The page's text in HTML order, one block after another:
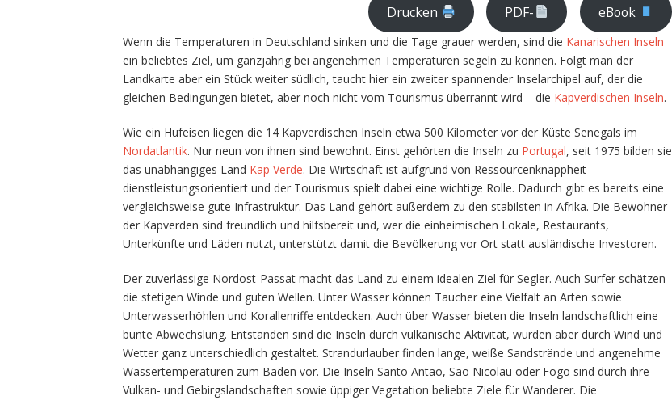
Drucken PDF- eBook
Wenn die Temperaturen in Deutschland sinken und die Tage grauer werden, sind die Kanarischen Inseln
ein beliebtes Ziel, um ganzjährig bei angenehmen Temperaturen segeln zu können. Folgt man der
Landkarte aber ein Stück weiter südlich, taucht hier ein zweiter spannender Inselarchipel auf, der die
gleichen Bedingungen bietet, aber noch nicht vom Tourismus überrannt wird – die Kapverdischen Inseln.
Wie ein Hufeisen liegen die 14 Kapverdischen Inseln etwa 500 Kilometer vor der Küste Senegals im
Nordatlantik. Nur neun von ihnen sind bewohnt. Einst gehörten die Inseln zu Portugal, seit 1975 bilden sie
das unabhängiges Land Kap Verde. Die Wirtschaft ist aufgrund von Ressourcenknappheit
dienstleistungsorientiert und der Tourismus spielt dabei eine wichtige Rolle. Dadurch gibt es bereits eine
vergleichsweise gute Infrastruktur. Das Land gehört außerdem zu den stabilsten in Afrika. Die Bewohner
der Kapverden sind freundlich und hilfsbereit und, wer die einheimischen Lokale, Restaurants,
Unterkünfte und Läden nutzt, unterstützt damit die Bevölkerung vor Ort statt ausländische Investoren.
Der zuverlässige Nordost-Passat macht das Land zu einem idealen Ziel für Segler. Auch Surfer schätzen
die stetigen Winde und guten Wellen. Unter Wasser können Taucher eine Vielfalt an Arten sowie
Unterwasserhöhlen und Korallenriffe entdecken. Auch über Wasser bieten die Inseln landschaftlich eine
bunte Abwechslung. Entstanden sind die Inseln durch vulkanische Aktivität, wurden aber durch Wind und
Wetter ganz unterschiedlich gestaltet. Strandurlauber finden lange, weiße Sandstrände und angenehme
Wassertemperaturen zum Baden vor. Die Inseln Santo Antão, São Nicolau oder Fogo sind durch ihre
Vulkan- und Gebirgslandschaften sowie üppiger Vegetation beliebte Ziele für Wanderer. Die